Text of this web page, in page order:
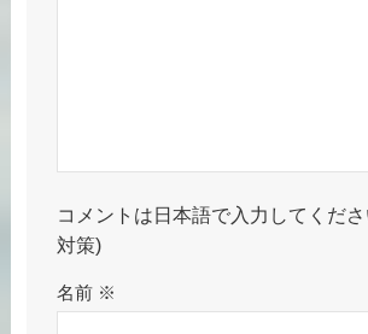
コメントは日本語で入力してくだ
対策)
名前 ※